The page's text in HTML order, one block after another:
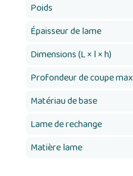
Poids
Épaisseur de lame
Dimensions (L × l × h)
Profondeur de coupe max
Matériau de base
Lame de rechange
Matière lame